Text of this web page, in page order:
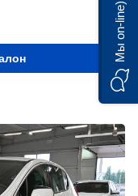
Мы on-line)